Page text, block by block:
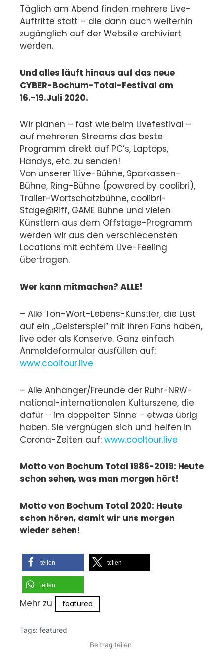
Täglich am Abend finden mehrere Live-
Auftritte statt – die dann auch weiterhin
zugänglich auf der Website archiviert
werden.
Und alles läuft hinaus auf das neue
CYBER-Bochum-Total-Festival am
16.-19.Juli 2020.
Wir planen – fast wie beim Livefestival –
auf mehreren Streams das beste
Programm direkt auf PC’s, Laptops,
Handys, etc. zu senden!
Von unserer 1Live-Bühne, Sparkassen-
Bühne, Ring-Bühne (powered by coolibri),
Trailer-Wortschatzbühne, coolibri-
Stage@Riff, GAME Bühne und vielen
Künstlern aus dem Offstage-Programm
werden wir aus den verschiedensten
Locations mit echtem Live-Feeling
übertragen.
Wer kann mitmachen? ALLE!
– Alle Ton-Wort-Lebens-Künstler, die Lust
auf ein „Geisterspiel” mit ihren Fans haben,
live oder als Konserve. Ganz einfach
Anmeldeformular ausfüllen auf:
www.cooltour.live
– Alle Anhänger/Freunde der Ruhr-NRW-
national-internationalen Kulturszene, die
dafür – im doppelten Sinne – etwas übrig
haben. Sie vergnügen sich und helfen in
Corona-Zeiten auf: www.cooltour.live
Motto von Bochum Total 1986-2019: Heute
schon sehen, was man morgen hört!
Motto von Bochum Total 2020: Heute
schon hören, damit wir uns morgen
wieder sehen!
teilen teilen
teilen
Mehr zu featured
Tags: featured
Beitrag teilen